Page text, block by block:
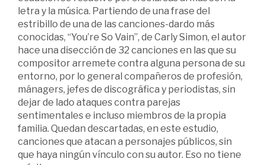
letra y la música. Partiendo de una frase del
estribillo de una de las canciones-dardo más
conocidas, “You’re So Vain”, de Carly Simon, el autor
hace una disección de 32 canciones en las que su
compositor arremete contra alguna persona de su
entorno, por lo general compañeros de profesión,
mánagers, jefes de discográfica y periodistas, sin
dejar de lado ataques contra parejas
sentimentales e incluso miembros de la propia
familia. Quedan descartadas, en este estudio,
canciones que atacan a personajes públicos, sin
que haya ningún vínculo con su autor. Eso no tiene